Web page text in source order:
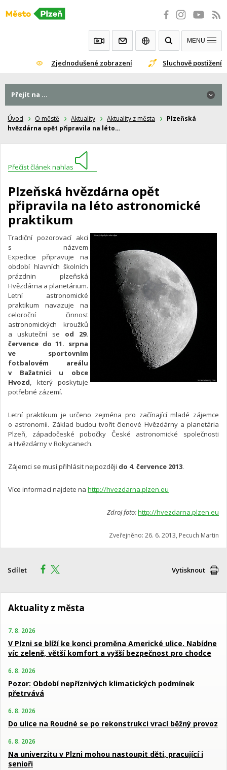
Přeskočit
Zjednodušené zobrazení Sluchově postižení
MENU
Úvod O městě Aktuality Aktuality z města
Plzeňská
hvězdárna opět připravila na léto…
Přečíst článek nahlas
Plzeňská hvězdárna opět
připravila na léto astronomické
praktikum
Tradiční pozorovací akci
s názvem
Expedice připravuje na
období hlavních školních
prázdnin plzeňská
Hvězdárna a planetárium.
Letní astronomické
praktikum navazuje na
celoroční činnost
astronomických kroužků
a uskuteční se od 29.
července do 11. srpna
ve sportovním
fotbalovém areálu
v Bažatnici u obce
Hvozd, který poskytuje
potřebné zázemí.
Letní praktikum je určeno zejména pro začínající mladé zájemce
o astronomii. Základ budou tvořit členové Hvězdárny a planetária
Plzeň, západočeské pobočky České astronomické společnosti
a Hvězdárny v Rokycanech.
Zájemci se musí přihlásit nejpozději do 4. července 2013.
Více informací najdete na http://hvezdarna.plzen.eu
Zdroj foto:http://hvezdarna.plzen.eu
Zveřejněno: 26. 6. 2013, Pecuch Martin
Sdílet Vytisknout
Přejít na ...
Aktuality z města
7. 8. 2026
V Plzni se blíží ke konci proměna Americké ulice. Nabídne
víc zeleně, větší komfort a vyšší bezpečnost pro chodce
6. 8. 2026
Pozor: Období nepříznivých klimatických podmínek
přetrvává
6. 8. 2026
Do ulice na Roudné se po rekonstrukci vrací běžný provoz
6. 8. 2026
Na univerzitu v Plzni mohou nastoupit děti, pracující i
senioři